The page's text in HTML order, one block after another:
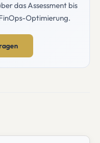
das Assessment bis
Optimierung.